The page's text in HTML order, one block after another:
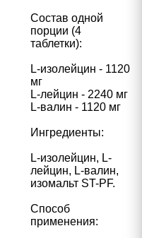
Состав одной
порции (4
таблетки):
L-изолейцин - 1120
мг
L-лейцин - 2240 мг
L-валин - 1120 мг
Ингредиенты:
L-изолейцин, L-
лейцин, L-валин,
изомальт ST-PF.
Способ
применения: